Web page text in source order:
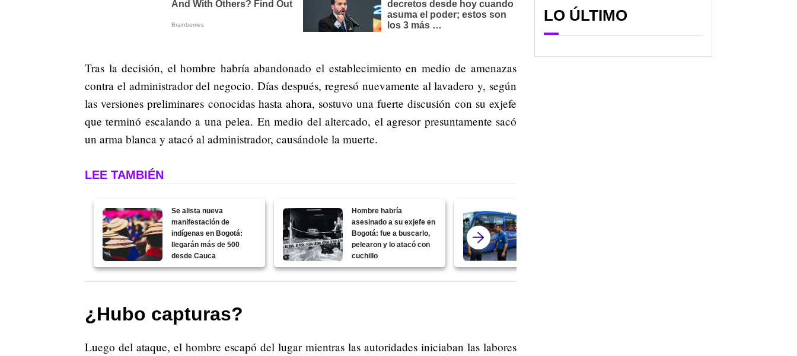
Tras la decisión, el hombre habría abandonado el establecimiento en medio de amenazas
contra el administrador del negocio. Días después, regresó nuevamente al lavadero y, según
las versiones preliminares conocidas hasta ahora, sostuvo una fuerte discusión con su exjefe
que terminó escalando a una pelea. En medio del altercado, el agresor presuntamente sacó
un arma blanca y atacó al administrador, causándole la muerte.
LEE TAMBIÉN
Se alista nueva
manifestación de
indígenas en Bogotá:
llegarán más de 500
desde Cauca
Hombre habría
asesinado a su exjefe en
Bogotá: fue a buscarlo,
pelearon y lo atacó con
cuchillo
¿Hubo capturas?
Luego del ataque, el hombre escapó del lugar mientras las autoridades iniciaban las labores
LO ÚLTIMO